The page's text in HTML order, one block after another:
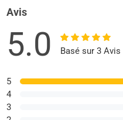
Avis
5.0 Basé sur 3 Avis
5
4
3